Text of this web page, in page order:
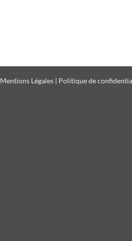
Mentions Légales | Politique de